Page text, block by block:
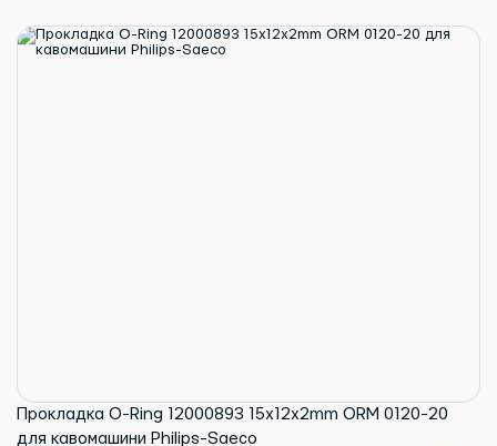
Прокладка O-Ring 12000893 15x12x2mm ORM 0120-20
для кавомашини Philips-Saeco